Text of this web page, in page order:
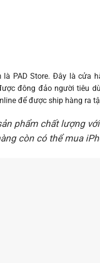
PAD Store. Đây là cửa
đông đảo người tiêu
để được ship hàng ra
phẩm chất lượng
còn có thể mua